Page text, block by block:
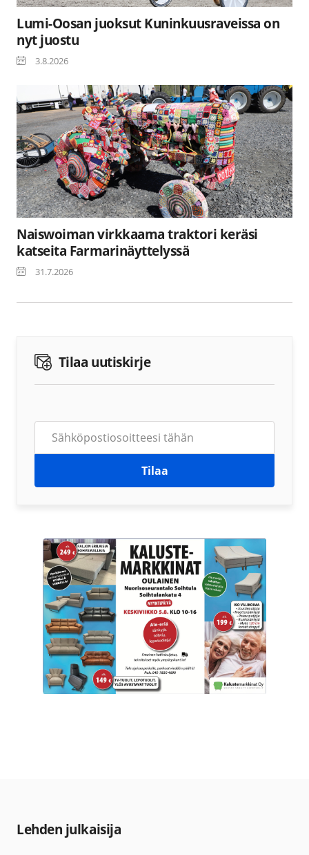
Lumi-Oosan juoksut Kuninkuusraveissa on
nyt juostu
3.8.2026
Naiswoiman virkkaama traktori keräsi
katseita Farmarinäyttelyssä
31.7.2026
Tilaa uutiskirje
Tilaa
Lehden julkaisija